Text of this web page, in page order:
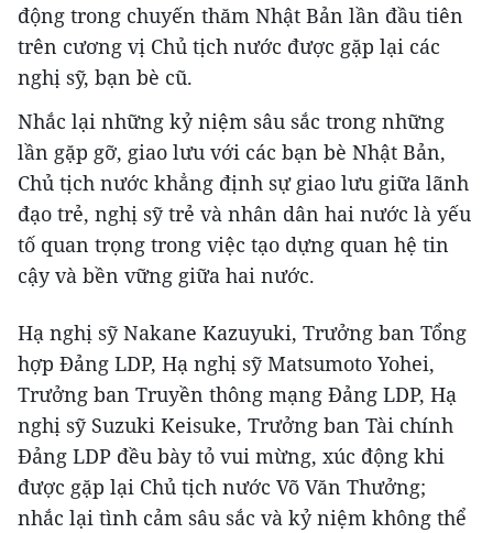
động trong chuyến thăm Nhật Bản lần đầu tiên
trên cương vị Chủ tịch nước được gặp lại các
nghị sỹ, bạn bè cũ.
Nhắc lại những kỷ niệm sâu sắc trong những
lần gặp gỡ, giao lưu với các bạn bè Nhật Bản,
Chủ tịch nước khẳng định sự giao lưu giữa lãnh
đạo trẻ, nghị sỹ trẻ và nhân dân hai nước là yếu
tố quan trọng trong việc tạo dựng quan hệ tin
cậy và bền vững giữa hai nước.
Hạ nghị sỹ Nakane Kazuyuki, Trưởng ban Tổng
hợp Đảng LDP, Hạ nghị sỹ Matsumoto Yohei,
Trưởng ban Truyền thông mạng Đảng LDP, Hạ
nghị sỹ Suzuki Keisuke, Trưởng ban Tài chính
Đảng LDP đều bày tỏ vui mừng, xúc động khi
được gặp lại Chủ tịch nước Võ Văn Thưởng;
nhắc lại tình cảm sâu sắc và kỷ niệm không thể